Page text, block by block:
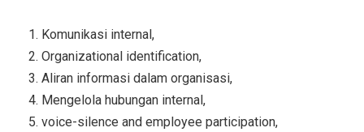
1. Komunikasi internal,
2. Organizational identification,
3. Aliran informasi dalam organisasi,
4. Mengelola hubungan internal,
5. voice-silence and employee participation,